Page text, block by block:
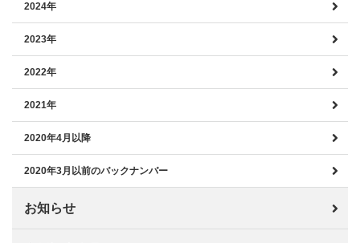
2024年
2023年
2022年
2021年
2020年4月以降
2020年3月以前のバックナンバー
お知らせ